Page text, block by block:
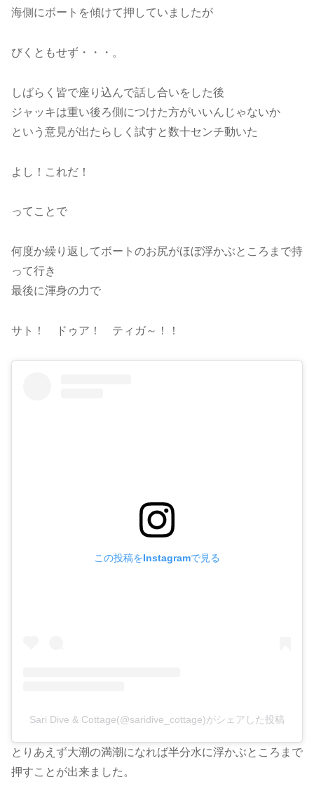
海側にボートを傾けて押していましたが
びくともせず・・・。
しばらく皆で座り込んで話し合いをした後
ジャッキは重い後ろ側につけた方がいいんじゃないか
という意見が出たらしく試すと数十センチ動いた
よし！これだ！
ってことで
何度か繰り返してボートのお尻がほぼ浮かぶところまで持
って行き
最後に渾身の力で
サト！ ドゥア！ ティガ～！！
この投稿をInstagramで見る
Sari Dive & Cottage(@saridive_cottage)がシェアした投稿
とりあえず大潮の満潮になれば半分水に浮かぶところまで
押すことが出来ました。